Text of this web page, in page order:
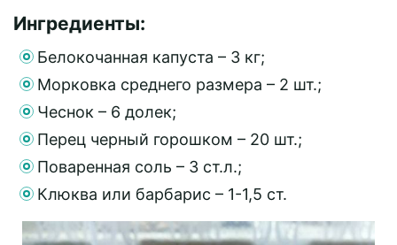
Ингредиенты:
Белокочанная капуста – 3 кг;
Морковка среднего размера – 2 шт.;
Чеснок – 6 долек;
Перец черный горошком – 20 шт.;
Поваренная соль – 3 ст.л.;
Клюква или барбарис – 1-1,5 ст.